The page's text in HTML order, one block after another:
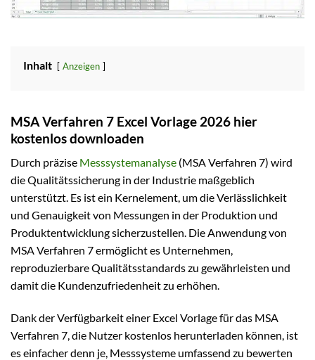
Inhalt Anzeigen
MSA Verfahren 7 Excel Vorlage 2026 hier
kostenlos downloaden
Durch präzise Messsystemanalyse (MSA Verfahren 7) wird
die Qualitätssicherung in der Industrie maßgeblich
unterstützt. Es ist ein Kernelement, um die Verlässlichkeit
und Genauigkeit von Messungen in der Produktion und
Produktentwicklung sicherzustellen. Die Anwendung von
MSA Verfahren 7 ermöglicht es Unternehmen,
reproduzierbare Qualitätsstandards zu gewährleisten und
damit die Kundenzufriedenheit zu erhöhen.
Dank der Verfügbarkeit einer Excel Vorlage für das MSA
Verfahren 7, die Nutzer kostenlos herunterladen können, ist
es einfacher denn je, Messsysteme umfassend zu bewerten